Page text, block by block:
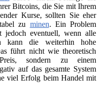
Bitcoins, die Sie mit Ihrem
Kurse, sollten Sie eher
zu minen. Ein Problem
jedoch eventuell, wenn alle
kann die weiterhin hohe
führt nicht wie theoretisch
sondern zu einem
auf das gesamte System
viel Erfolg beim Handel mit